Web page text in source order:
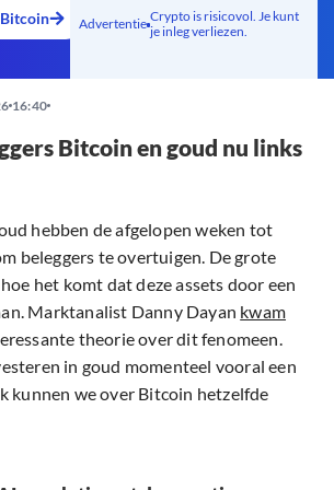
Advertentie Crypto is risicovol. Je kunt
je inleg verliezen.
16:40
Bitcoin en goud nu links
hebben de afgelopen weken tot
beleggers te overtuigen. De grote
het komt dat deze assets door een
Marktanalist Danny Dayan kwam
theorie over dit fenomeen.
in goud momenteel vooral een
kunnen we over Bitcoin hetzelfde